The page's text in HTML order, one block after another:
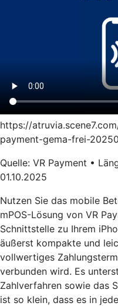
https://
payment-gema-frei-
Quelle: VR Payment •
01.10.2025
Nutzen Sie das mobile
mPOS-Lösung von VR
Schnittstelle zu Ihrem
äußerst kompakte und
vollwertiges
verbunden wird. Es
Zahlverfahren sowie das
ist so klein, dass es in